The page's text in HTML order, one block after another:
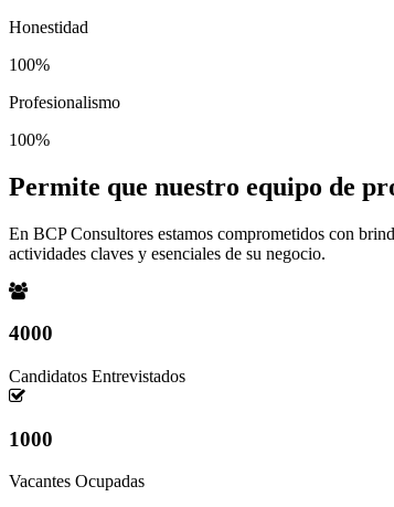
Honestidad
100%
Profesionalismo
100%
Permite que nuestro equipo de
En BCP Consultores estamos comprometidos con
actividades claves y esenciales de su negocio.
4000
Candidatos Entrevistados
1000
Vacantes Ocupadas